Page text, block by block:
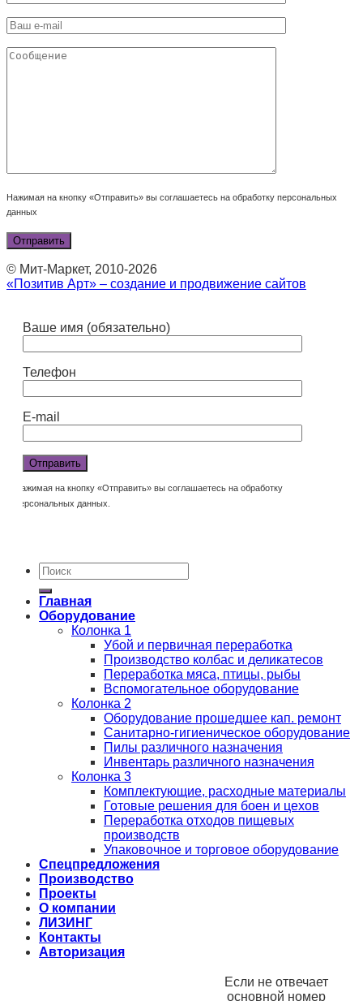
Нажимая на кнопку «Отправить» вы соглашаетесь на обработку персональных
данных
© Мит-Маркет, 2010-2026
«Позитив Арт» – создание и продвижение сайтов
Ваше имя (обязательно)
Телефон
E-mail
Нажимая на кнопку «Отправить» вы соглашаетесь на обработку
персональных данных.
Главная
Оборудование
Колонка 1
Убой и первичная переработка
Производство колбас и деликатесов
Переработка мяса, птицы, рыбы
Вспомогательное оборудование
Колонка 2
Оборудование прошедшее кап. ремонт
Санитарно-гигиеническое оборудование
Пилы различного назначения
Инвентарь различного назначения
Колонка 3
Комплектующие, расходные материалы
Готовые решения для боен и цехов
Переработка отходов пищевых
производств
Упаковочное и торговое оборудование
Спецпредложения
Производство
Проекты
О компании
ЛИЗИНГ
Контакты
Авторизация
Если не отвечает
основной номер